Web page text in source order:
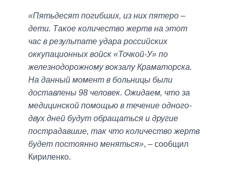
«Пятьдесят погибших, из них пятеро –
дети. Такое количество жертв на этот
час в результате удара российских
оккупационных войск «Точкой-У» по
железнодорожному вокзалу Краматорска.
На данный момент в больницы были
доставлены 98 человек. Ожидаем, что за
медицинской помощью в течение одного-
двух дней будут обращаться и другие
пострадавшие, так что количество жертв
будет постоянно меняться», – сообщил
Кириленко.